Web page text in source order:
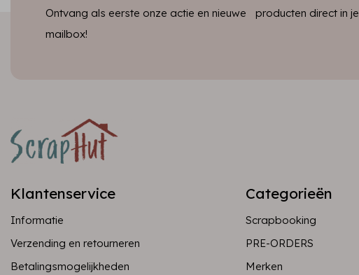
Ontvang als eerste onze actie en nieuwe producten direct in je
mailbox!
Klantenservice
Informatie
Verzending en retourneren
Betalingsmogelijkheden
Categorieën
Scrapbooking
PRE-ORDERS
Merken